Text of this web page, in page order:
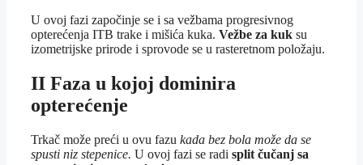
U ovoj fazi započinje se i sa vežbama progresivnog
opterećenja ITB trake i mišića kuka. Vežbe za kuk su
izometrijske prirode i sprovode se u rasteretnom položaju.
II Faza u kojoj dominira
opterećenje
Trkač može preći u ovu fazu kada bez bola može da se
spusti niz stepenice. U ovoj fazi se radi split čučanj sa